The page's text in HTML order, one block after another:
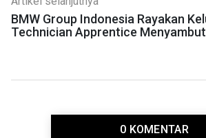
BMW Group Indonesia Rayakan
Technician Apprentice
0 KOMENTAR